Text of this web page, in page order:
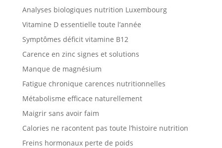
Analyses biologiques nutrition Luxembourg
Vitamine D essentielle toute l’année
Symptômes déficit vitamine B12
Carence en zinc signes et solutions
Manque de magnésium
Fatigue chronique carences nutritionnelles
Métabolisme efficace naturellement
Maigrir sans avoir faim
Calories ne racontent pas toute l’histoire nutrition
Freins hormonaux perte de poids